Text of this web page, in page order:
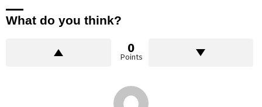
What do you think?
0
Points